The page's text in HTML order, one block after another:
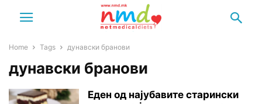
Home Tags дунавски бранови
дунавски бранови
Еден од најубавите старински